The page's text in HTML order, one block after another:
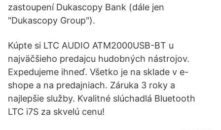
zastoupení Dukascopy Bank (dále jen
"Dukascopy Group").
Kúpte si LTC AUDIO ATM2000USB-BT u
najväčšieho predajcu hudobných nástrojov.
Expedujeme ihneď. Všetko je na sklade v e-
shope a na predajniach. Záruka 3 roky a
najlepšie služby. Kvalitné slúchadlá Bluetooth
LTC i7S za skvelú cenu!